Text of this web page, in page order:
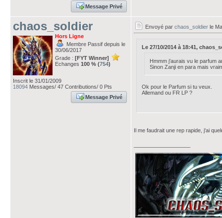
Message Privé
chaos_soldier
Hors Ligne
Membre Passif depuis le
30/06/2017
Grade : [FYT Winner]
Echanges 100 % (754)
Inscrit le 31/01/2009
18094 Messages/ 47 Contributions/ 0 Pts
Message Privé
Envoyé par chaos_soldier le
Le 27/10/2014 à 18:41,
Hmmm j'aurais vu le parfum
Sinon Zanji en para mais
Ok pour le Parfum si tu veux.
Allemand ou FR LP ?
Il me faudrait une rep rapide, j'ai